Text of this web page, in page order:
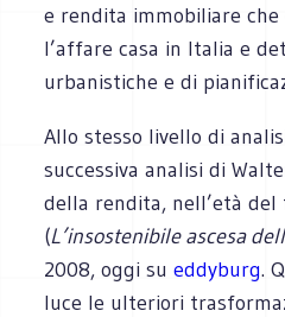
e rendita immobiliare
l’affare casa in Italia e
urbanistiche e di
Allo stesso livello di
successiva analisi di
della rendita, nell’età del
(L’insostenibile ascesa
2008, oggi sueddyburg.
luce le ulteriori